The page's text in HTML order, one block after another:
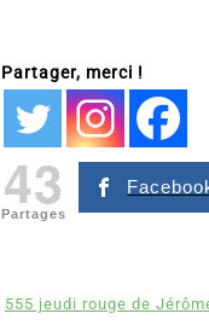
Partager, merci !
43
Partages
555 jeudi rouge de